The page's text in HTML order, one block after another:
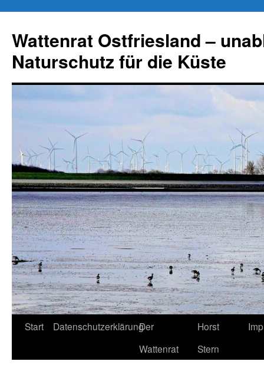
springen
Wattenrat Ostfriesland –
Naturschutz für die Küste
Start DatenschutzerklärungDer
Wattenrat
Horst
Stern